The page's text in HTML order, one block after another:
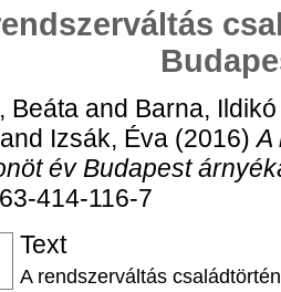
Beáta and Barna, Ildikó
and Izsák, Éva (2016)A
év Budapest
414-116-7
Text
A rendszerváltás